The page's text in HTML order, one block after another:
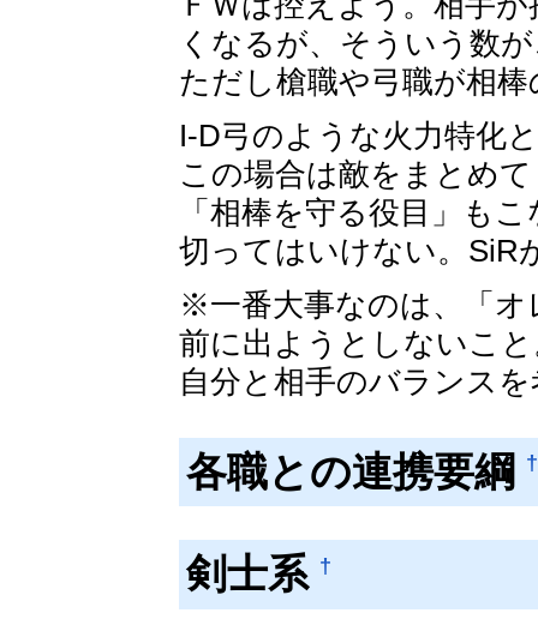
くなるが、そういう数
ただし槍職や弓職が相
I-D弓のような火力特化
この場合は敵をまとめ
「相棒を守る役目」も
切ってはいけない。SiR
※一番大事なのは、「オ
前に出ようとしないこ
自分と相手のバランス
各職との連携要綱 †
剣士系 †